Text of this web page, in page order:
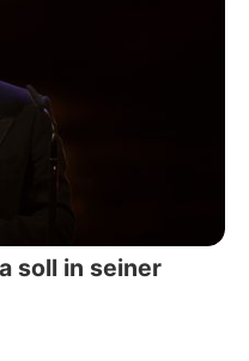
soll in seiner